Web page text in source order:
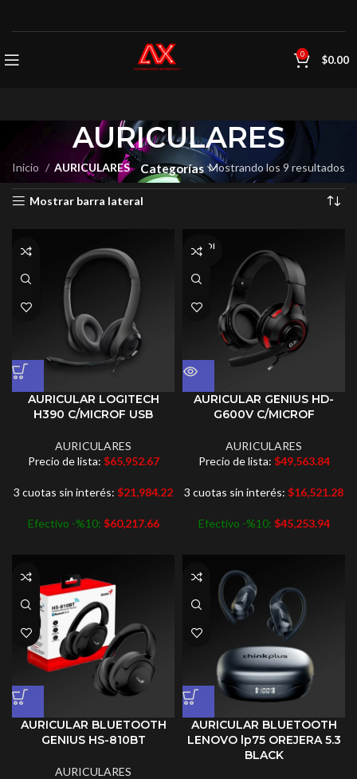
0 $0.00
AURICULARES
Categorías
Inicio AURICULARES Mostrando los 9 resultados
Mostrar barra lateral
AURICULAR LOGITECH
H390 C/MICROF USB
AURICULARES
Precio de lista: $65,952.67
3 cuotas sin interés: $21,984.22
Efectivo -%10: $60,217.66
VENDI
DO
AURICULAR GENIUS HD-
G600V C/MICROF
AURICULARES
Precio de lista: $49,563.84
3 cuotas sin interés: $16,521.28
Efectivo -%10: $45,253.94
AURICULAR BLUETOOTH
GENIUS HS-810BT
AURICULARES
AURICULAR BLUETOOTH
LENOVO lp75 OREJERA 5.3
BLACK